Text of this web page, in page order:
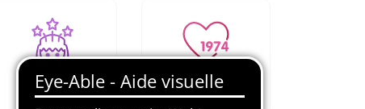
Jeu de rôle
créatif
Aimé depuis
1974